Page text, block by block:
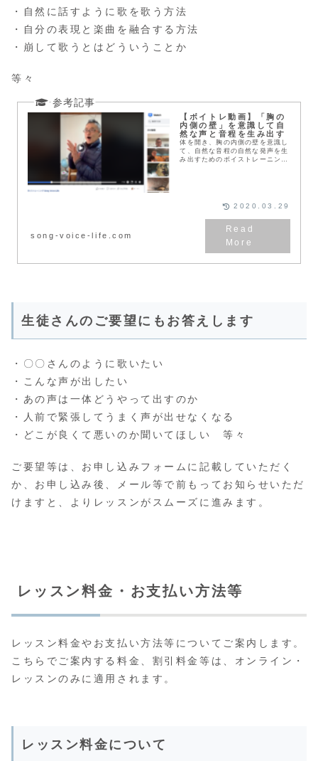
・自然に話すように歌を歌う方法
・自分の表現と楽曲を融合する方法
・崩して歌うとはどういうことか
等々
【ボイトレ動画】「胸の
内側の壁」を意識して自
然な声と音程を生み出す
体を開き、胸の内側の壁を意識し
て、自然な音程の自然な発声を生
み出すためのボイストレーニング
song-voice-life.com
2020.03.29
生徒さんのご要望にもお答えします
・〇〇さんのように歌いたい
・こんな声が出したい
・あの声は一体どうやって出すのか
・人前で緊張してうまく声が出せなくなる
・どこが良くて悪いのか聞いてほしい 等々
ご要望等は、お申し込みフォームに記載していただく
か、お申し込み後、メール等で前もってお知らせいただ
けますと、よりレッスンがスムーズに進みます。
レッスン料金・お支払い方法等
レッスン料金やお支払い方法等についてご案内します。
こちらでご案内する料金、割引料金等は、オンライン・
レッスンのみに適用されます。
レッスン料金について